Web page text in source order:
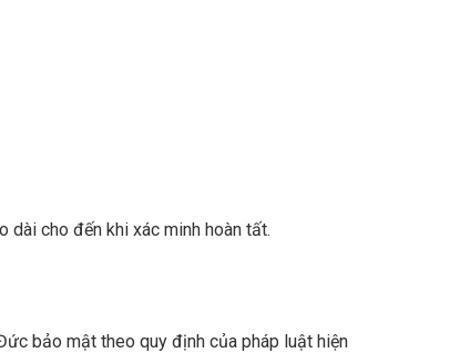
dài cho đến khi xác minh hoàn tất.
bảo mật theo quy định của pháp luật hiện